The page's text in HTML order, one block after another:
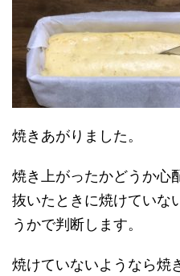
焼きあがりました。
焼き上がったかどうか心
抜いたときに焼けていな
うかで判断します。
焼けていないようなら焼